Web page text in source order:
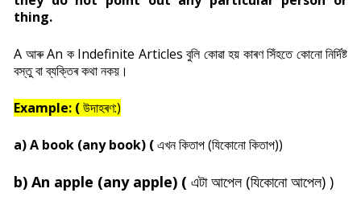
thing.
A আৰু An ক Indefinite Articles বুলি কোৱা হয় কাৰণ সিঁহতে কোনো নিৰ্দিষ্ট
বস্তু বা ব্যক্তিৰ কথা নকয়।
Example: (উদাহৰণ:)
a) A book (any book) (এখন কিতাপ (যিকোনো কিতাপ))
b) An apple (any apple) ( এটা আপেল (যিকোনো আপেল) )